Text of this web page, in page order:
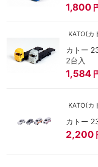
1,800
KATO(カ
カトー
2台入
1,584
KATO(カ
カトー
2,200